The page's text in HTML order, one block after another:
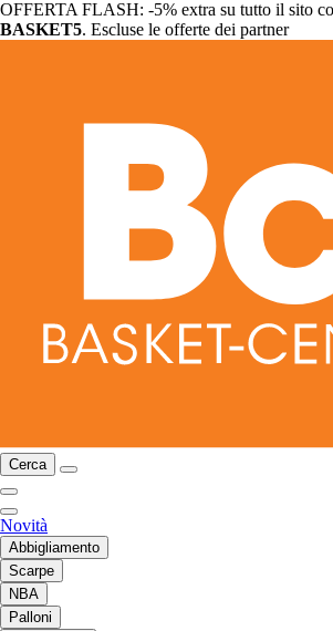
OFFERTA FLASH: -5% extra su tutto il sito
BASKET5. Escluse le offerte dei partner
Cerca
Novità
Abbigliamento
Scarpe
NBA
Palloni